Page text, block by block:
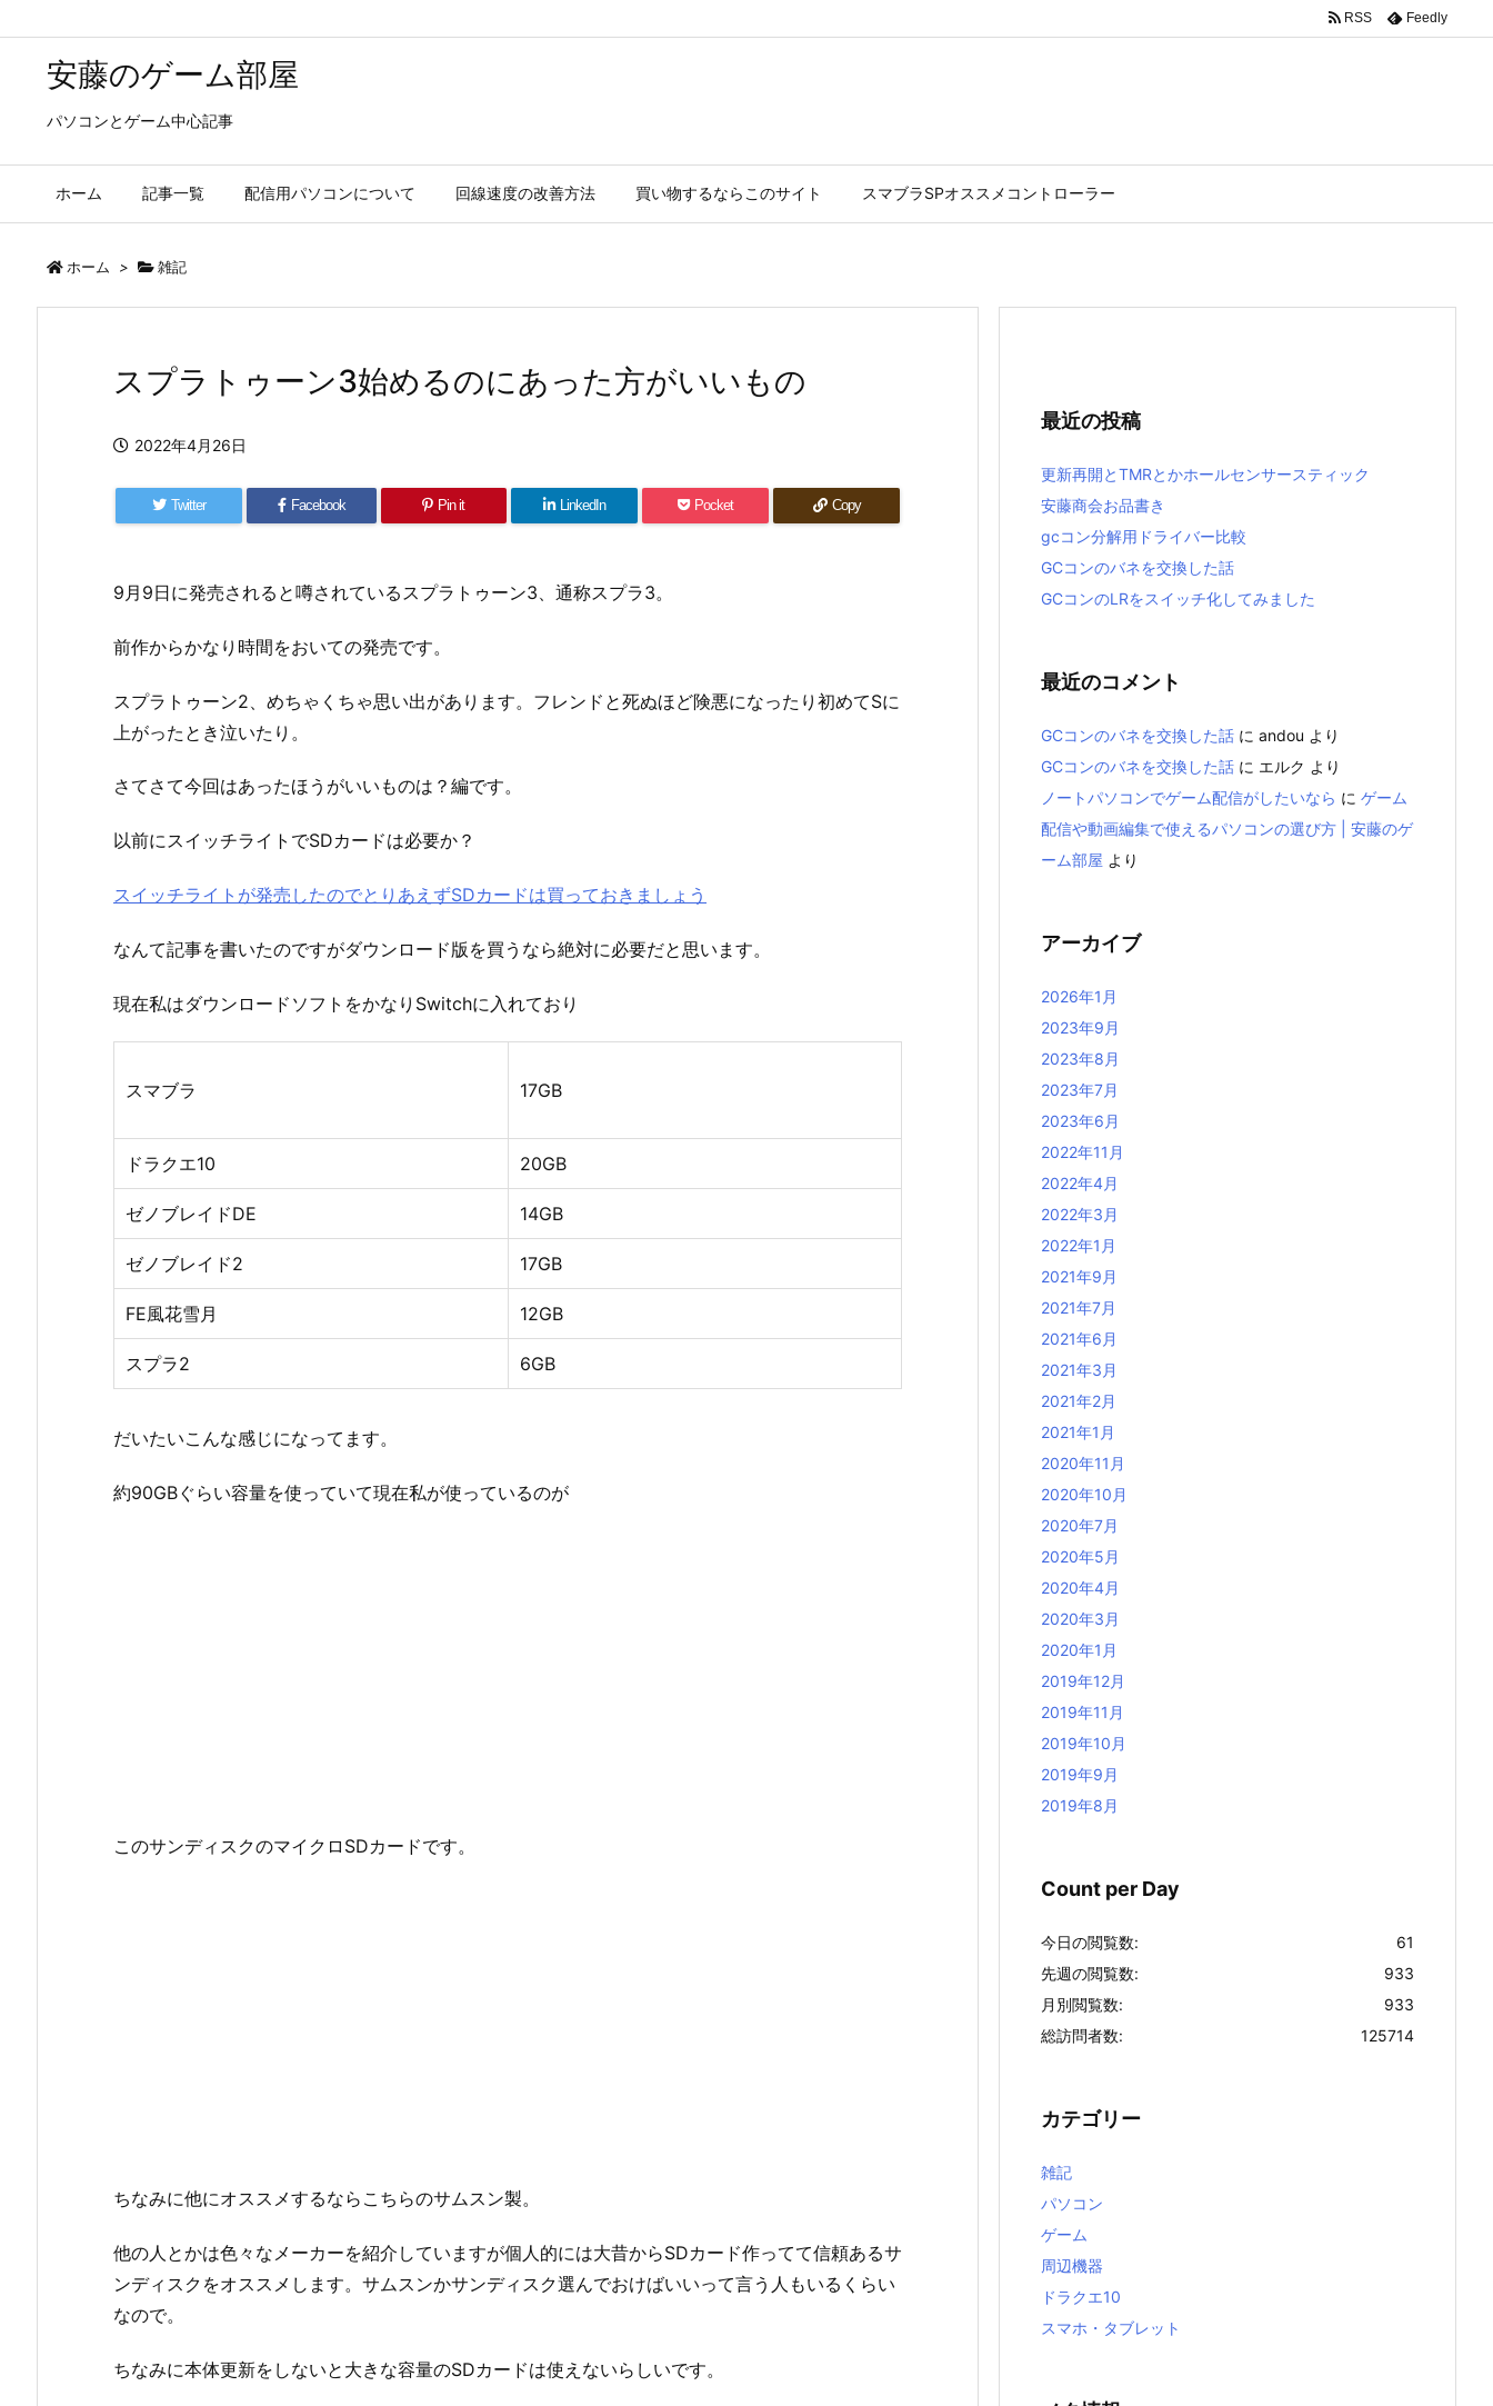
安藤のゲーム部屋
パソコンとゲーム中心記事
ホーム 記事一覧 配信用パソコンについて 回線速度の改善方法 買い物するならこのサイト スマブラSPオススメコントローラー
RSS Feedly
ホーム > 雑記
スプラトゥーン3始めるのにあった方がいいもの
2022年4月26日
Twitter Facebook Pin it LinkedIn Pocket Copy
9月9日に発売されると噂されているスプラトゥーン3、通称スプラ3。
前作からかなり時間をおいての発売です。
スプラトゥーン2、めちゃくちゃ思い出があります。フレンドと死ぬほど険悪になったり初めてSに
上がったとき泣いたり。
さてさて今回はあったほうがいいものは？編です。
以前にスイッチライトでSDカードは必要か？
スイッチライトが発売したのでとりあえずSDカードは買っておきましょう
なんて記事を書いたのですがダウンロード版を買うなら絶対に必要だと思います。
現在私はダウンロードソフトをかなりSwitchに入れており
スマブラ 17GB
ドラクエ10 20GB
ゼノブレイドDE 14GB
ゼノブレイド2 17GB
FE風花雪月 12GB
スプラ2 6GB
だいたいこんな感じになってます。
約90GBぐらい容量を使っていて現在私が使っているのが
このサンディスクのマイクロSDカードです。
ちなみに他にオススメするならこちらのサムスン製。
他の人とかは色々なメーカーを紹介していますが個人的には大昔からSDカード作ってて信頼あるサ
ンディスクをオススメします。サムスンかサンディスク選んでおけばいいって言う人もいるくらい
なので。
ちなみに本体更新をしないと大きな容量のSDカードは使えないらしいです。
最近の投稿
更新再開とTMRとかホールセンサースティック
安藤商会お品書き
gcコン分解用ドライバー比較
GCコンのバネを交換した話
GCコンのLRをスイッチ化してみました
最近のコメント
GCコンのバネを交換した話 に andou より
GCコンのバネを交換した話 に エルク より
ノートパソコンでゲーム配信がしたいなら に ゲーム
配信や動画編集で使えるパソコンの選び方 | 安藤のゲ
ーム部屋 より
アーカイブ
2026年1月
2023年9月
2023年8月
2023年7月
2023年6月
2022年11月
2022年4月
2022年3月
2022年1月
2021年9月
2021年7月
2021年6月
2021年3月
2021年2月
2021年1月
2020年11月
2020年10月
2020年7月
2020年5月
2020年4月
2020年3月
2020年1月
2019年12月
2019年11月
2019年10月
2019年9月
2019年8月
Count per Day
61
今日の閲覧数:
933
先週の閲覧数:
933
月別閲覧数:
125714
総訪問者数:
カテゴリー
雑記
パソコン
ゲーム
周辺機器
ドラクエ10
スマホ・タブレット